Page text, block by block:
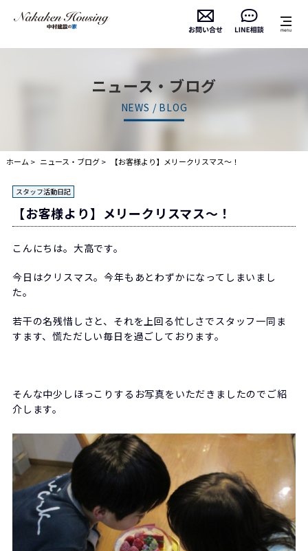
ニュース・ブログ
NEWS / BLOG
ホーム ニュース・ブログ 【お客様より】メリークリスマス～！
スタッフ活動日記
【お客様より】メリークリスマス～！
こんにちは。大高です。
今日はクリスマス。今年もあとわずかになってしまいまし
た。
若干の名残惜しさと、それを上回る忙しさでスタッフ一同ま
すます、慌ただしい毎日を過ごしております。
そんな中少しほっこりするお写真をいただきましたのでご紹
介します。